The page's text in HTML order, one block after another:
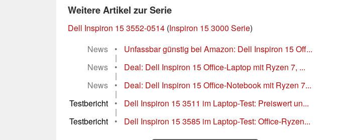
Weitere Artikel zur Serie
Dell Inspiron 15 3552-0514 (Inspiron 15 3000 Serie)
News
• Unfassbar günstig bei Amazon: Dell Inspiron 15 Off...
|
News
• Deal: Dell Inspiron 15 Office-Laptop mit Ryzen 7, ...
|
News
• Deal: Dell Inspiron 15 Office-Notebook mit Ryzen 7...
|
Testbericht
• Dell Inspiron 15 3511 im Laptop-Test: Preiswert un...
|
Testbericht
• Dell Inspiron 15 3585 im Laptop-Test: Office-Ryzen...